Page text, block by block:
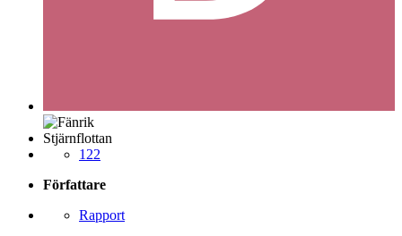
Stjärnflottan
122
Författare
Rapport